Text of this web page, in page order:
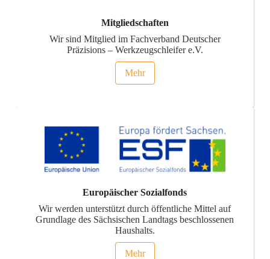
Mitgliedschaften
Wir sind Mitglied im Fachverband Deutscher
Präzisions – Werkzeugschleifer e.V.
Mehr
Europäischer Sozialfonds
Wir werden unterstützt durch öffentliche Mittel auf
Grundlage des Sächsischen Landtags beschlossenen
Haushalts.
Mehr